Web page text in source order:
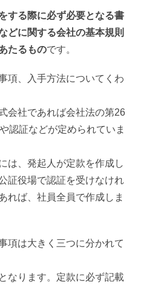
する際に必ず必要となる書
どに関する会社の基本規則
たるものです。
項、入手方法についてくわ
会社であれば会社法の第26
認証などが定められていま
は、発起人が定款を作成し
証役場で認証を受けなけれ
れば、社員全員で作成しま
項は大きく三つに分かれて
となります。定款に必ず記載